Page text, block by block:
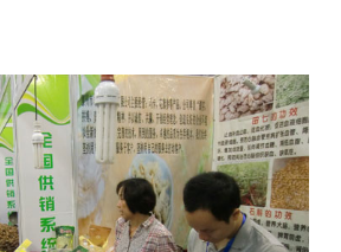
媒体
政策
文化